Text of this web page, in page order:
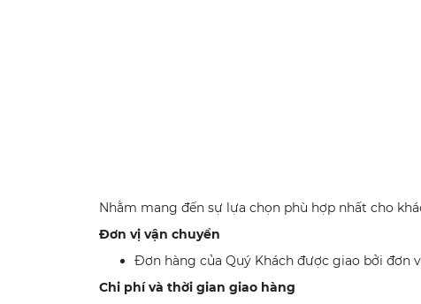
Nhằm mang đến sự lựa chọn phù hợp nhất cho
Đơn vị vận chuyển
Đơn hàng của Quý Khách được giao bởi đơn
Chi phí và thời gian giao hàng